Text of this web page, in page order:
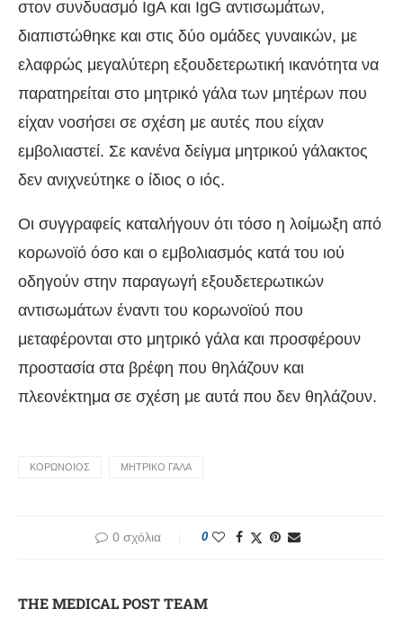
στον συνδυασμό IgA και IgG αντισωμάτων,
διαπιστώθηκε και στις δύο ομάδες γυναικών, με
ελαφρώς μεγαλύτερη εξουδετερωτική ικανότητα να
παρατηρείται στο μητρικό γάλα των μητέρων που
είχαν νοσήσει σε σχέση με αυτές που είχαν
εμβολιαστεί. Σε κανένα δείγμα μητρικού γάλακτος
δεν ανιχνεύτηκε ο ίδιος ο ιός.
Οι συγγραφείς καταλήγουν ότι τόσο η λοίμωξη από
κορωνοϊό όσο και ο εμβολιασμός κατά του ιού
οδηγούν στην παραγωγή εξουδετερωτικών
αντισωμάτων έναντι του κορωνοϊού που
μεταφέρονται στο μητρικό γάλα και προσφέρουν
προστασία στα βρέφη που θηλάζουν και
πλεονέκτημα σε σχέση με αυτά που δεν θηλάζουν.
ΚΟΡΩΝΟΙΟΣ ΜΗΤΡΙΚΟ ΓΑΛΑ
0 σχόλια 0
THE MEDICAL POST TEAM